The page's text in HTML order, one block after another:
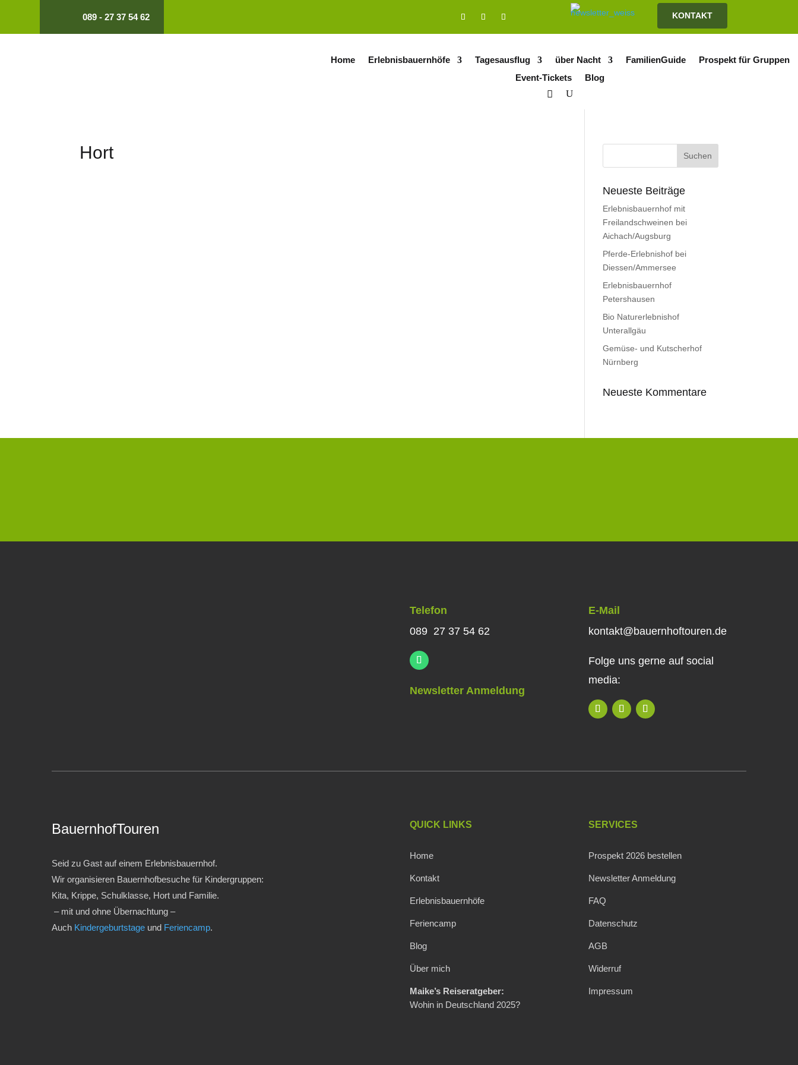
089 - 27 37 54 62 KONTAKT
Home Erlebnisbauernhöfe Tagesausflug über Nacht FamilienGuide
Prospekt für Gruppen
Event-Tickets
Blog
Hort
Neueste Beiträge
Erlebnisbauernhof mit
Freilandschweinen bei
Aichach/Augsburg
Pferde-Erlebnishof bei
Diessen/Ammersee
Erlebnisbauernhof
Petershausen
Bio Naturerlebnishof
Unterallgäu
Gemüse- und Kutscherhof
Nürnberg
Neueste Kommentare
Telefon
089 27 37 54 62
Newsletter Anmeldung
E-Mail
kontakt@bauernhoftouren.de
Folge uns gerne auf social
media:
BauernhofTouren
Seid zu Gast auf einem Erlebnisbauernhof.
Wir organisieren Bauernhofbesuche für Kindergruppen:
Kita, Krippe, Schulklasse, Hort und Familie.
– mit und ohne Übernachtung –
Auch Kindergeburtstage und Feriencamp.
QUICK LINKS
Home
Kontakt
Erlebnisbauernhöfe
Feriencamp
Blog
Über mich
Maike’s Reiseratgeber:
Wohin in Deutschland 2025?
SERVICES
Prospekt 2026 bestellen
Newsletter Anmeldung
FAQ
Datenschutz
AGB
Widerruf
Impressum